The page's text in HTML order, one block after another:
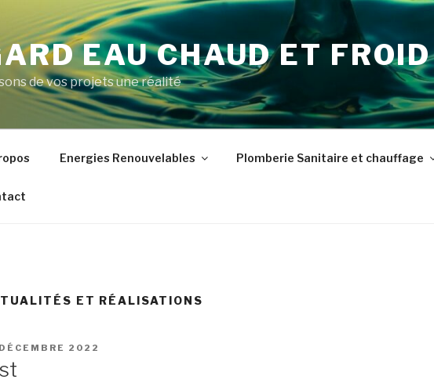
EAU CHAUD ET FROID
de vos projets une réalité
Energies Renouvelables Plomberie Sanitaire et chauffage
ET RÉALISATIONS
2022